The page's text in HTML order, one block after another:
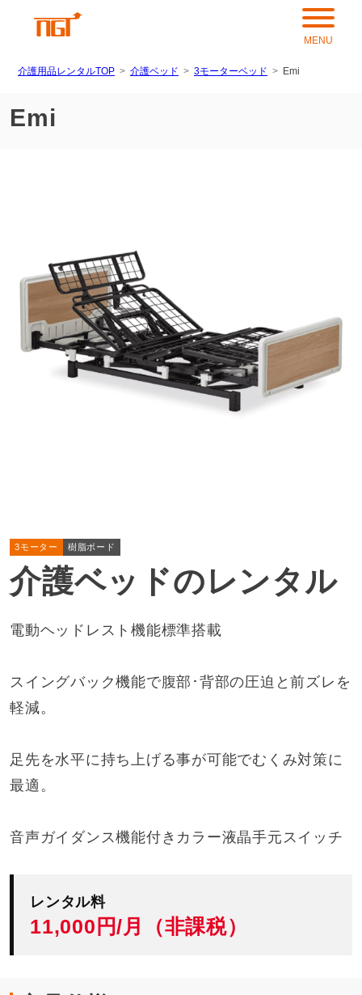
介護用品レンタルTOP 介護ベッド 3モーターベッド Emi
Emi
3モーター 樹脂ボード
介護ベッドのレンタル
電動ヘッドレスト機能標準搭載
スイングバック機能で腹部･背部の圧迫と前ズレを
軽減。
足先を水平に持ち上げる事が可能でむくみ対策に
最適。
音声ガイダンス機能付きカラー液晶手元スイッチ
レンタル料
11,000円/月（非課税）